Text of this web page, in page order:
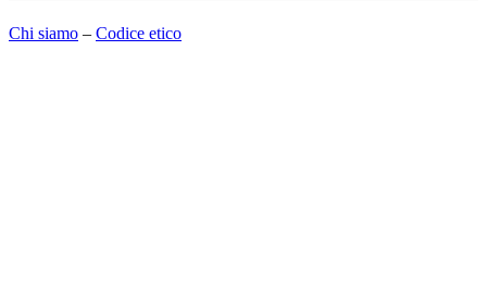
Chi siamo – Codice etico